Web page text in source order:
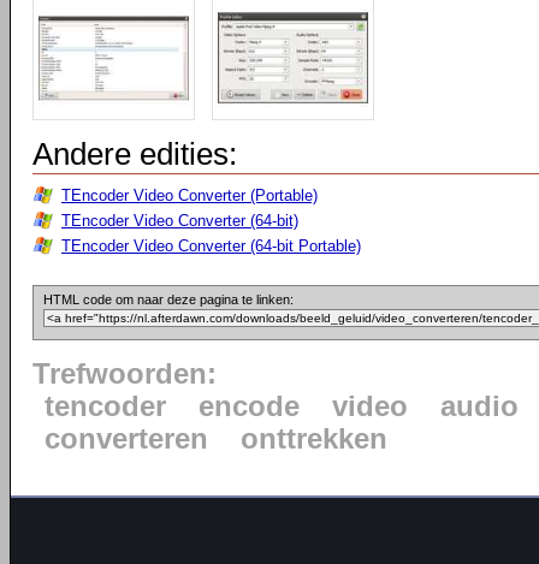
Andere edities:
TEncoder Video Converter (Portable)
TEncoder Video Converter (64-bit)
TEncoder Video Converter (64-bit Portable)
HTML code om naar deze pagina te linken:
Trefwoorden:
tencoder
encode video
audio
converteren
onttrekken